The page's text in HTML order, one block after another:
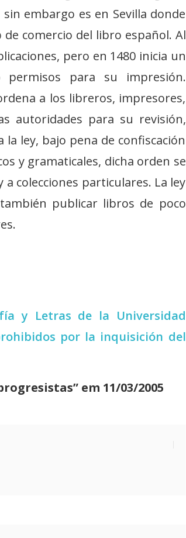
sin embargo es en Sevilla donde
comercio del libro español. Al
pero en 1480 inicia un
permisos para su impresión.
a los libreros, impresores,
autoridades para su revisión,
ley, bajo pena de confiscación
y gramaticales, dicha orden se
colecciones particulares. La ley
publicar libros de poco
y Letras de la Universidad
por la inquisición del
em 11/03/2005